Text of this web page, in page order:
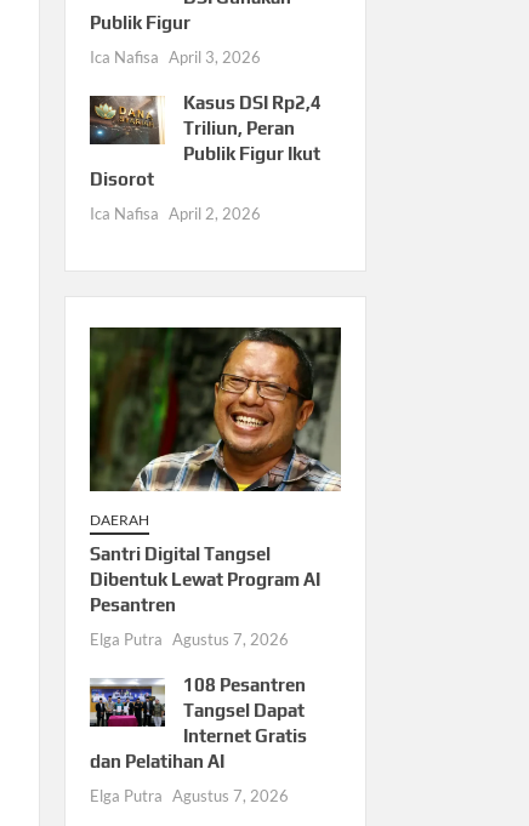
Publik Figur
Ica Nafisa April 3, 2026
Kasus DSI Rp2,4
Triliun, Peran
Publik Figur Ikut
Disorot
Ica Nafisa April 2, 2026
DAERAH
Santri Digital Tangsel
Dibentuk Lewat Program AI
Pesantren
Elga Putra Agustus 7, 2026
108 Pesantren
Tangsel Dapat
Internet Gratis
dan Pelatihan AI
Elga Putra Agustus 7, 2026